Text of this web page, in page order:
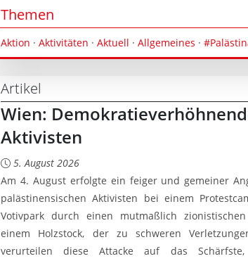
Themen
Aktion · Aktivitäten · Aktuell · Allgemeines ·
Artikel
Wien:
Aktivisten
5. August 2026
Am 4. August erfolgte ein feiger und gemeiner
palästinensischen Aktivisten bei einem
Votivpark durch einen mutmaßlich
einem Holzstock, der zu schweren
verurteilen diese Attacke auf das